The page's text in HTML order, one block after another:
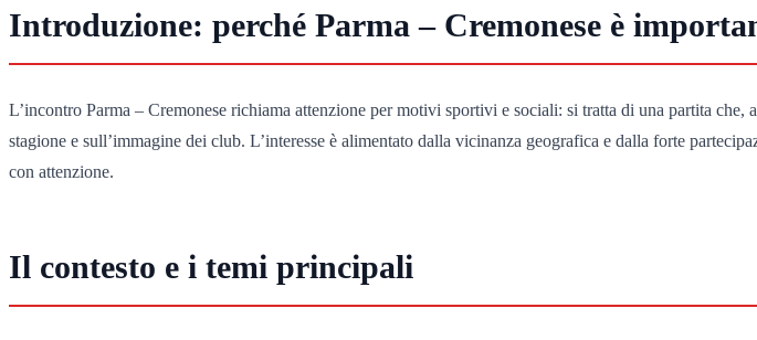
Introduzione: perché Parma – Cremonese è
L’incontro Parma – Cremonese richiama attenzione per motivi sportivi e sociali: si tratta di una partita
stagione e sull’immagine dei club. L’interesse è alimentato dalla vicinanza geografica e dalla forte
con attenzione.
Il contesto e i temi principali